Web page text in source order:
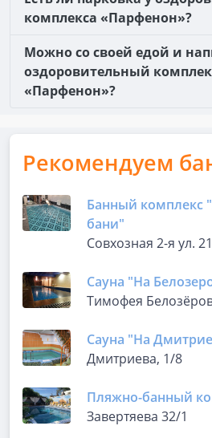
комплекса «Парфенон»?
Можно со своей едой и
оздоровительный
«Парфенон»?
Рекомендуем
Банный комплекс
бани"
Совхозная 2-я ул. 21
Сауна "На
Тимофея
Сауна "На
Дмитриева, 1/8
Пляжно-банный
Завертяева 32/1